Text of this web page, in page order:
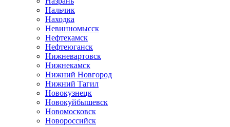
Нальчик
Находка
Невинномысск
Нефтекамск
Нефтеюганск
Нижневартовск
Нижнекамск
Нижний Новгород
Нижний Тагил
Новокузнецк
Новокуйбышевск
Новомосковск
Новороссийск